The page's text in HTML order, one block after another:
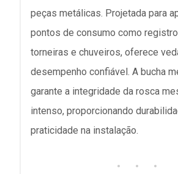
peças metálicas. Projetada para
pontos de consumo como
torneiras e chuveiros, oferece
desempenho confiável. A bucha
garante a integridade da rosca
intenso, proporcionando
praticidade na instalação.